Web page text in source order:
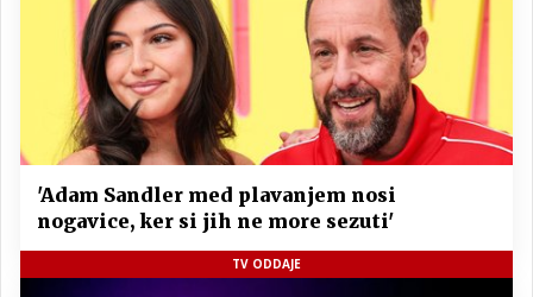
'Adam Sandler med plavanjem nosi
nogavice, ker si jih ne more sezuti'
TV ODDAJE